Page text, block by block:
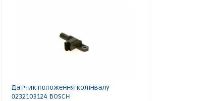
Датчик положення колінвалу
0232103124 BOSCH